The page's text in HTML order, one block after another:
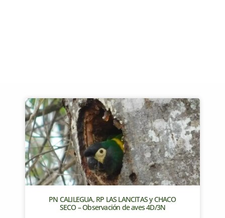
PN CALILEGUA, RP LAS LANCITAS y CHACO
SECO – Observación de aves 4D/3N